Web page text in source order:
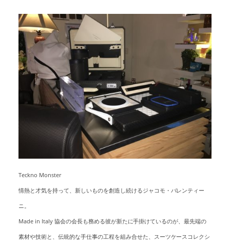
Teckno Monster
情熱と才気を持って、新しいものを創造し続けるジャコモ・バレンティー
ニ。
Made in Italy 協会の会長も務める彼が新たに手掛けているのが、最先端の
素材や技術と、伝統的な手仕事の工程を組み合せた、スーツケースコレクシ